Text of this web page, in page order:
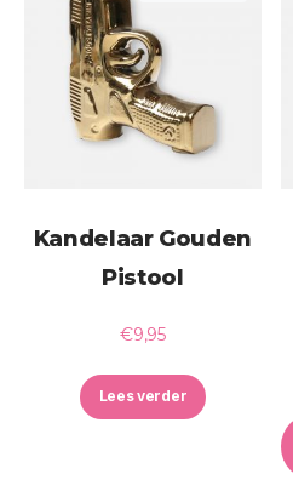
Kandelaar Gouden
Pistool
€9,95
Lees verder